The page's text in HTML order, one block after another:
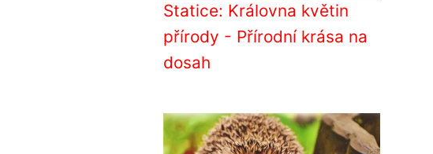
Statice: Královna květin
přírody - Přírodní krása na
dosah